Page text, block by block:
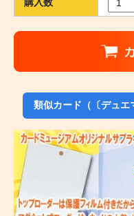
類似カード（〔デュエ